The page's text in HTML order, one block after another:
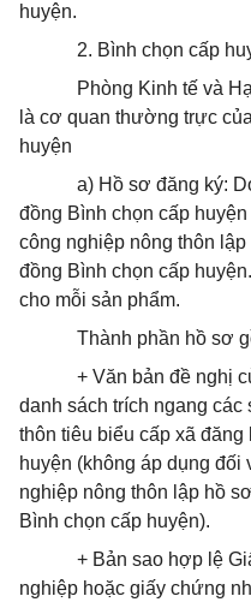
huyện.
2. Bình chọn cấp
Phòng Kinh tế và
là cơ quan thường trực
huyện
a) Hồ sơ đăng ký:
đồng Bình chọn cấp
công nghiệp nông thôn
đồng Bình chọn cấp
cho mỗi sản phẩm.
Thành phần hồ sơ
+ Văn bản đề nghị
danh sách trích ngang các
thôn tiêu biểu cấp xã
huyện (không áp dụng
nghiệp nông thôn lập hồ
Bình chọn cấp huyện).
+ Bản sao hợp lệ
nghiệp hoặc giấy chứng